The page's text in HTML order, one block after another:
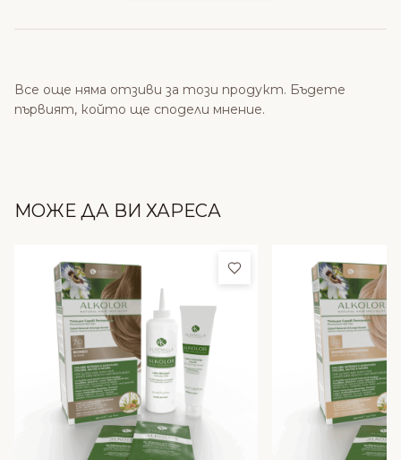
Все още няма отзиви за този продукт. Бъдете
първият, който ще сподели мнение.
МОЖЕ ДА ВИ ХАРЕСА
Добави в любими